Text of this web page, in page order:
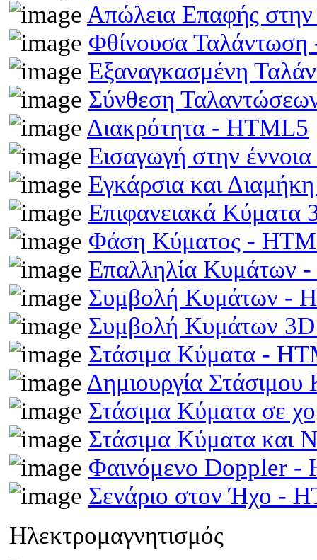
Απώλεια Επαφής
Φθίνουσα
Εξαναγκασμένη
Σύνθεση
Διακρότητα - HTML5
Εισαγωγή στην
Εγκάρσια και
Επιφανειακά
Φάση Κύματος -
Επαλληλία Κυμάτων
Συμβολή Κυμάτων -
Συμβολή Κυμάτων
Στάσιμα Κύματα -
Δημιουργία
Στάσιμα Κύματα σε
Στάσιμα Κύματα και
Φαινόμενο Doppler -
Σενάριο στον Ήχο -
Ηλεκτρομαγνητισμός